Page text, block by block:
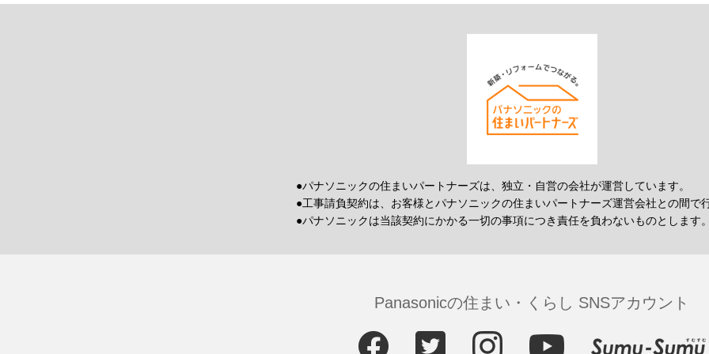
●パナソニックの住まいパートナーズは、独立・自営の会社が運営しています。
●工事請負契約は、お客様とパナソニックの住まいパートナーズ運営会社との間で
●パナソニックは当該契約にかかる一切の事項につき責任を負わないものとします。
Panasonicの住まい・くらし SNSアカウント